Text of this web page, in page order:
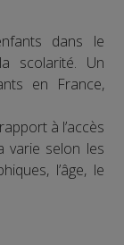
dans le
scolarité. Un
en France,
à l’accès
varie selon les
l’âge, le